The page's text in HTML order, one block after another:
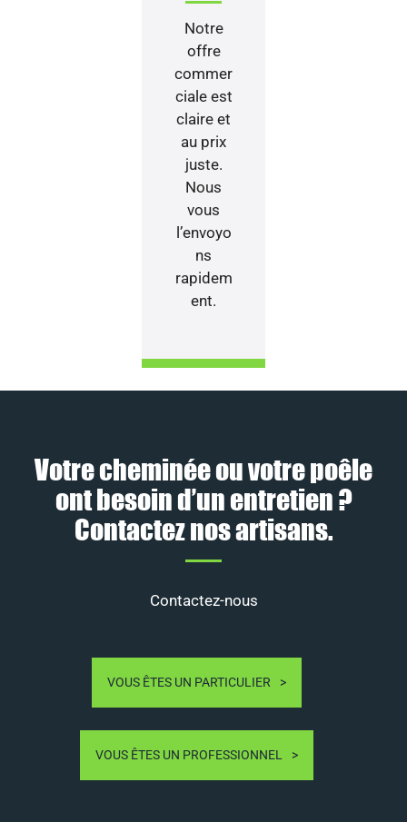
Notre
offre
commer
ciale est
claire et
au prix
juste.
Nous
vous
l’envoyo
ns
rapidem
ent.
Votre cheminée ou votre poêle
ont besoin d’un entretien ?
Contactez nos artisans.
Contactez-nous
VOUS ÊTES UN PARTICULIER
VOUS ÊTES UN PROFESSIONNEL